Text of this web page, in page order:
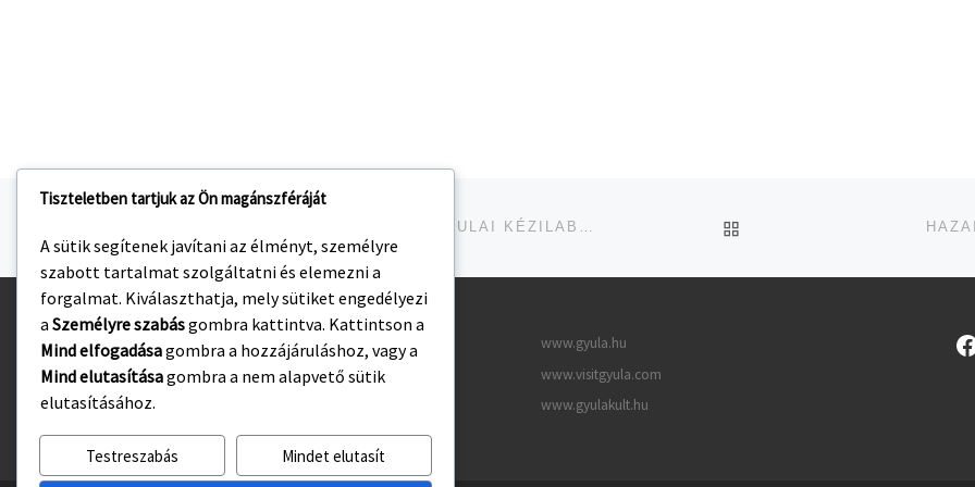
Navigálás a bejegyzések között
jelen bejegyzés
GYŐZELEMMEL FORDUL A SZEZONZÁRÓRA A GYULAI KÉZILABDACSAPAT UGRÁS AZ OLDAL
Kezdőlap
Adatvédelmi irányelvek
www.gyula.hu
www.visitgyula.com
www.gyulakult.hu
Tiszteletben tartjuk az Ön magánszféráját
A sütik segítenek javítani az élményt, személyre
szabott tartalmat szolgáltatni és elemezni a
forgalmat. Kiválaszthatja, mely sütiket engedélyezi
a Személyre szabásgombra kattintva. Kattintson a
Mind elfogadásagombra a hozzájáruláshoz, vagy a
Mind elutasításagombra a nem alapvető sütik
elutasításához.
Testreszabás Mindet elutasít